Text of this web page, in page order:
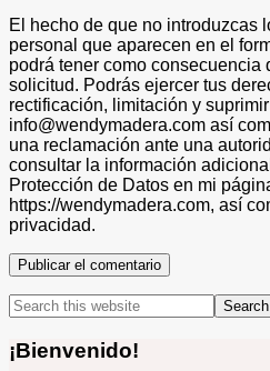
El hecho de que no introduzcas
personal que aparecen en el
podrá tener como consecuencia
solicitud. Podrás ejercer tus
rectificación, limitación y
info@wendymadera.com así
una reclamación ante una
consultar la información
Protección de Datos en mi
https://wendymadera.com, así
privacidad.
Primary
Sidebar
Search
this
website
¡Bienvenido!